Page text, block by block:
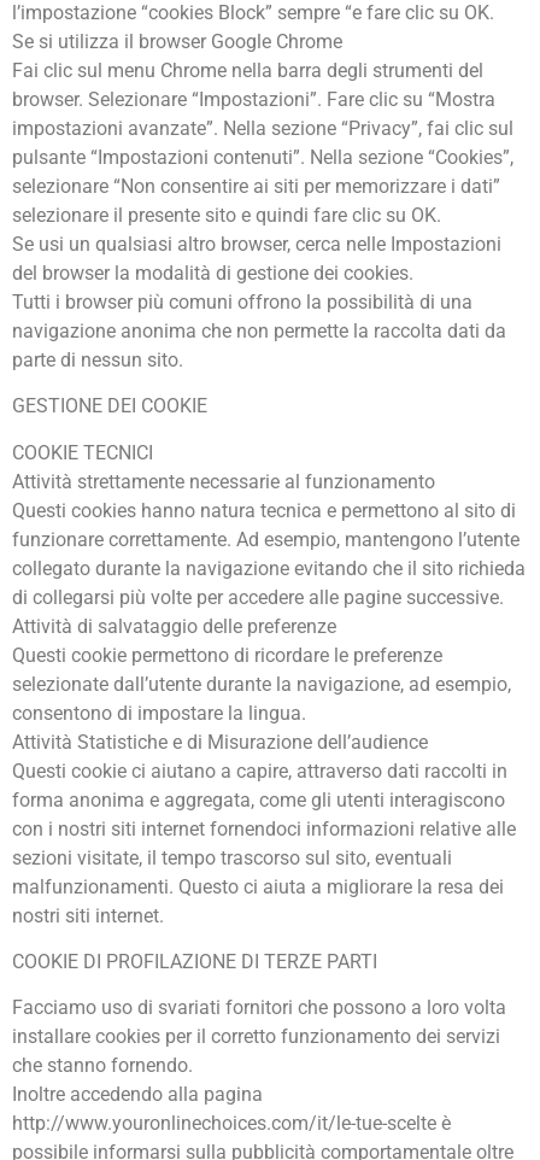
l’impostazione “cookies Block” sempre “e fare clic su OK.
Se si utilizza il browser Google Chrome
Fai clic sul menu Chrome nella barra degli strumenti del
browser. Selezionare “Impostazioni”. Fare clic su “Mostra
impostazioni avanzate”. Nella sezione “Privacy”, fai clic sul
pulsante “Impostazioni contenuti”. Nella sezione “Cookies”,
selezionare “Non consentire ai siti per memorizzare i dati”
selezionare il presente sito e quindi fare clic su OK.
Se usi un qualsiasi altro browser, cerca nelle Impostazioni
del browser la modalità di gestione dei cookies.
Tutti i browser più comuni offrono la possibilità di una
navigazione anonima che non permette la raccolta dati da
parte di nessun sito.
GESTIONE DEI COOKIE
COOKIE TECNICI
Attività strettamente necessarie al funzionamento
Questi cookies hanno natura tecnica e permettono al sito di
funzionare correttamente. Ad esempio, mantengono l’utente
collegato durante la navigazione evitando che il sito richieda
di collegarsi più volte per accedere alle pagine successive.
Attività di salvataggio delle preferenze
Questi cookie permettono di ricordare le preferenze
selezionate dall’utente durante la navigazione, ad esempio,
consentono di impostare la lingua.
Attività Statistiche e di Misurazione dell’audience
Questi cookie ci aiutano a capire, attraverso dati raccolti in
forma anonima e aggregata, come gli utenti interagiscono
con i nostri siti internet fornendoci informazioni relative alle
sezioni visitate, il tempo trascorso sul sito, eventuali
malfunzionamenti. Questo ci aiuta a migliorare la resa dei
nostri siti internet.
COOKIE DI PROFILAZIONE DI TERZE PARTI
Facciamo uso di svariati fornitori che possono a loro volta
installare cookies per il corretto funzionamento dei servizi
che stanno fornendo.
Inoltre accedendo alla pagina
http://www.youronlinechoices.com/it/le-tue-scelte è
possibile informarsi sulla pubblicità comportamentale oltre